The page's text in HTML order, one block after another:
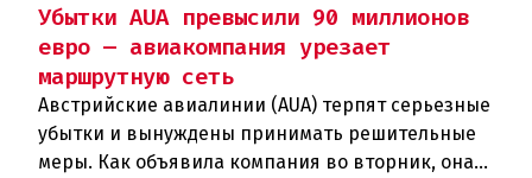
Убытки AUA превысили 90 миллионов
евро — авиакомпания урезает
маршрутную сеть
Австрийские авиалинии (AUA) терпят серьезные
убытки и вынуждены принимать решительные
меры. Как объявила компания во вторник, она